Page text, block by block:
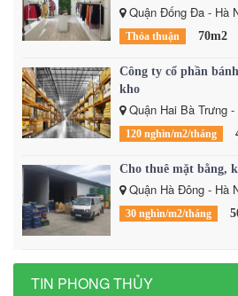
Quận Đống Đa - Hà
Thỏa thuận 70m2
Công ty cổ phần
kho
Quận Hai Bà Trưng -
120 nghìn/m2/tháng
Cho thuê mặt bằng,
Quận Hà Đông - Hà
30 nghìn/m2/tháng
TIN PHONG THỦY